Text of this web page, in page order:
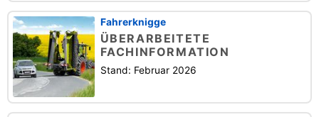
Fahrerknigge
ÜBERARBEITETE
FACHINFORMATION
Stand: Februar 2026